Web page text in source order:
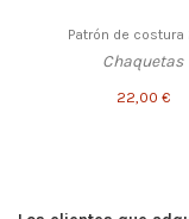
Patrón de costura
Chaquetas
22,00 €